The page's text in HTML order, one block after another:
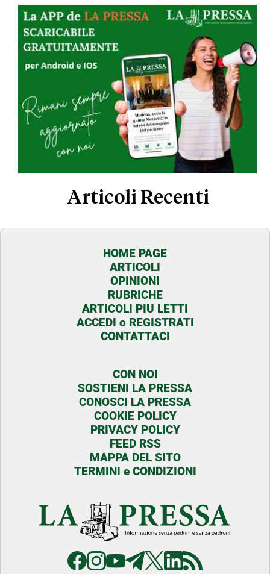
Articoli Recenti
HOME PAGE
ARTICOLI
OPINIONI
RUBRICHE
ARTICOLI PIU LETTI
ACCEDI o REGISTRATI
CONTATTACI
CON NOI
SOSTIENI LA PRESSA
CONOSCI LA PRESSA
COOKIE POLICY
PRIVACY POLICY
FEED RSS
MAPPA DEL SITO
TERMINI e CONDIZIONI